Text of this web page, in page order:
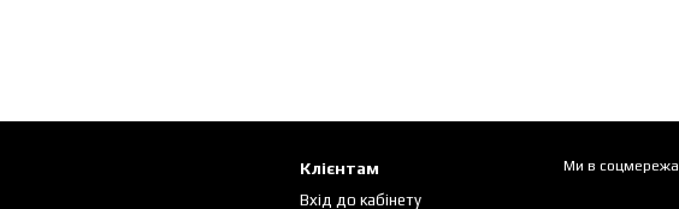
Клієнтам
Вхід до кабінету
Ми в